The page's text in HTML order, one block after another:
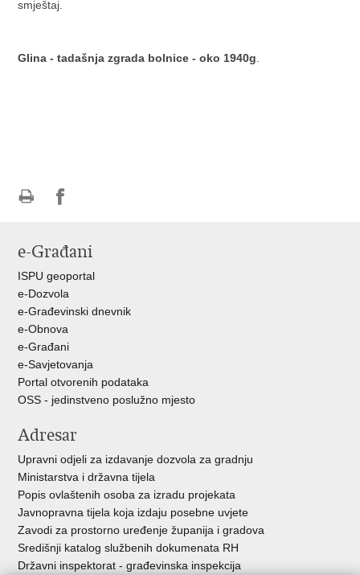
smještaj.
Glina - tadašnja zgrada bolnice - oko 1940g
FacebookuTwitteru
e-Građani
ISPU geoportal
e-Dozvola
e-Građevinski dnevnik
e-Obnova
e-Građani
e-Savjetovanja
Portal otvorenih podataka
OSS - jedinstveno poslužno mjesto
Adresar
Upravni odjeli za izdavanje dozvola za gradnju
Ministarstva i državna tijela
Popis ovlaštenih osoba za izradu projekata
Javnopravna tijela koja izdaju posebne uvjete
Zavodi za prostorno uređenje županija i gradova
Središnji katalog službenih dokumenata RH
Državni inspektorat - građevinska inspekcija